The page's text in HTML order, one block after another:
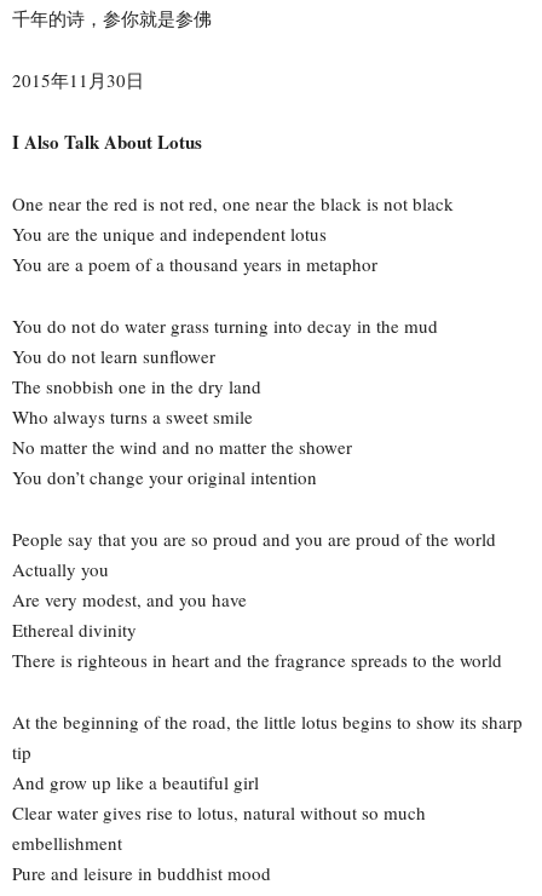
千年的诗，参你就是参佛
2015年11月30日
I Also Talk About Lotus
One near the red is not red, one near the black is not black
You are the unique and independent lotus
You are a poem of a thousand years in metaphor
You do not do water grass turning into decay in the mud
You do not learn sunflower
The snobbish one in the dry land
Who always turns a sweet smile
No matter the wind and no matter the shower
You don’t change your original intention
People say that you are so proud and you are proud of the world
Actually you
Are very modest, and you have
Ethereal divinity
There is righteous in heart and the fragrance spreads to the world
At the beginning of the road, the little lotus begins to show its sharp
tip
And grow up like a beautiful girl
Clear water gives rise to lotus, natural without so much
embellishment
Pure and leisure in buddhist mood